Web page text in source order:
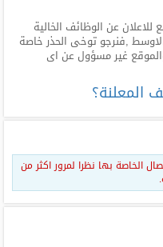
عن الوظائف الخالية
,فنرجو توخى الحذر خاصة
غير مسؤول عن اى
المعلنة؟
الخاصة بها نظرا لمرور اكثر من